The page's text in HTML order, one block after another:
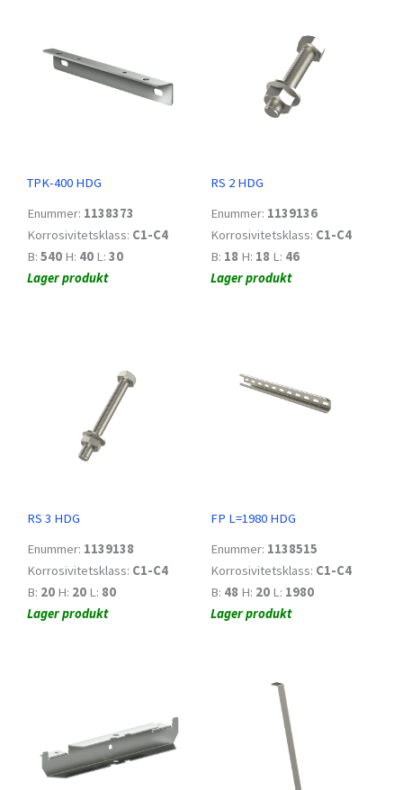
TPK-400 HDG
Enummer: 1138373
Korrosivitetsklass: C1-C4
B: 540 H: 40 L: 30
Lager produkt
RS 2 HDG
Enummer: 1139136
Korrosivitetsklass: C1-C4
B: 18 H: 18 L: 46
Lager produkt
RS 3 HDG
Enummer: 1139138
Korrosivitetsklass: C1-C4
B: 20 H: 20 L: 80
Lager produkt
FP L=1980 HDG
Enummer: 1138515
Korrosivitetsklass: C1-C4
B: 48 H: 20 L: 1980
Lager produkt